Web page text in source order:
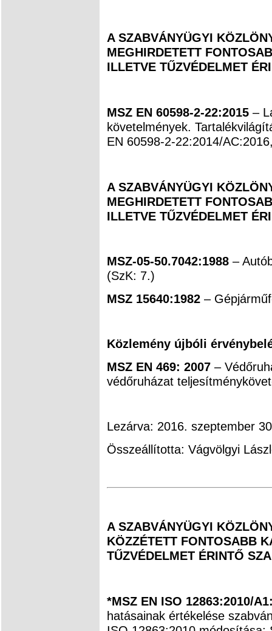
A SZABVÁNYÜGYI
MEGHIRDETETT
ILLETVE TŰZVÉDELMET
MSZ EN 60598-2-22:2015–
követelmények.
EN 60598-2-22:2014/
A SZABVÁNYÜGYI
MEGHIRDETETT
ILLETVE TŰZVÉDELMET
MSZ-05-50.7042:1988 –
(SzK: 7.)
MSZ 15640:1982–
Közlemény újbóli
MSZ EN 469: 2007–
védőruházat
Lezárva: 2016. szeptember
Összeállította: Vágvölgyi
A SZABVÁNYÜGYI
KÖZZÉTETT FONTOSABB
TŰZVÉDELMET ÉRINTŐ
*MSZ EN ISO 12863:2010/
hatásainak értékelése